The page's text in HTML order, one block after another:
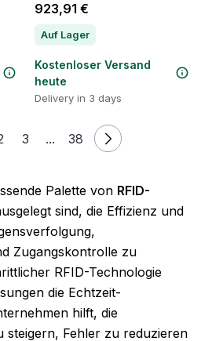
923,91 €
Auf Lager
Kostenloser Versand
heute
Delivery in 3 days
3 ... 38
Palette von RFID-
sind, die Effizienz und
Zugangskontrolle zu
RFID-Technologie
die Echtzeit-
hilft, die
steigern, Fehler zu reduzieren